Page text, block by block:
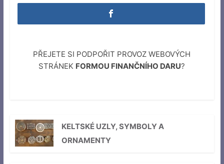
PŘEJETE SI PODPOŘIT PROVOZ WEBOVÝCH
STRÁNEK FORMOU FINANČNÍHO DARU?
KELTSKÉ UZLY, SYMBOLY A
ORNAMENTY